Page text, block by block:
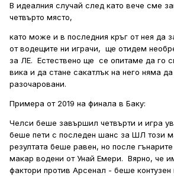
В идеалния случай след като вече сме
четвърто място,
като може и в последния кръг от нея да
от водещите ни играчи, ще отидем
за ЛЕ. Естествено ще се опитаме да го
вика и да стане сакатлък на него няма
разочаровани.
Примера от 2019 на финала в Баку:
Челси беше завършил четвърти и игра
беше пети с последен шанс за ШЛ този
резултата беше равен, но после
макар водени от Унай Емери. Вярно, че
фактори против Арсенал - беше